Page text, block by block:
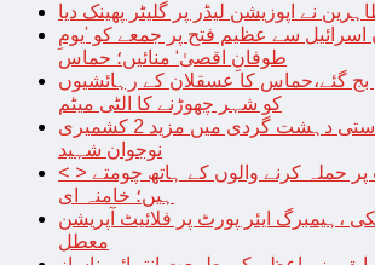
نے اپوزیشن لیڈر پر گلیٹر پھینک دیا
اسرائیل سے عظیم فتح پر جمعے کو ’یومِ
طوفانِ اقصیٰ‘ منائیں؛ حماس
بج گئے،حماس کا عسقلان کے رہائشیوں
کو شہر چھوڑنے کا الٹی میٹم
بھارتی فوج کی ریاستی دہشت گردی میں مزید 2 کشمیری
نوجوان شہید
< > صیہونی حکومت پر حملہ کرنے والوں کے ہاتھ چومتے
ہیں؛ خامنہ ای
،ہیمبرگ ایئر پورٹ پر فلائیٹ آپریشن
معطل